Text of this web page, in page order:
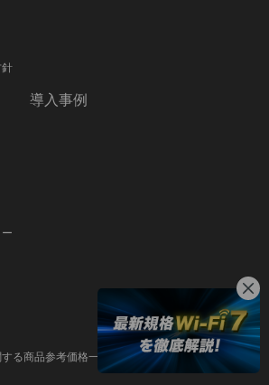
導入事例
る商品参考価格一覧